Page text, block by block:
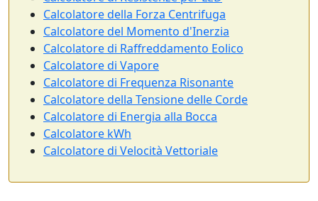
Calcolatore della Forza Centrifuga
Calcolatore del Momento d'Inerzia
Calcolatore di Raffreddamento Eolico
Calcolatore di Vapore
Calcolatore di Frequenza Risonante
Calcolatore della Tensione delle Corde
Calcolatore di Energia alla Bocca
Calcolatore kWh
Calcolatore di Velocità Vettoriale